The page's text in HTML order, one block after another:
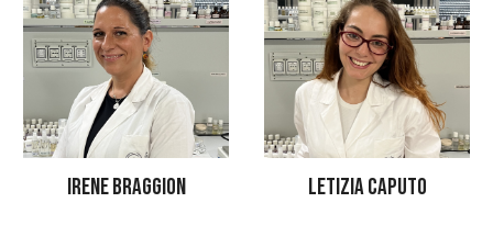
IRENE BRAGGION LETIZIA CAPUTO